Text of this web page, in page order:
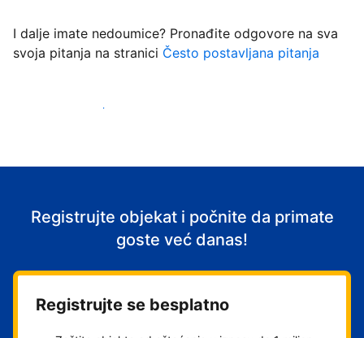
I dalje imate nedoumice? Pronađite odgovore na sva
svoja pitanja na stranici Često postavljana pitanja
Počnite da primate goste
Registrujte objekat i počnite da primate
goste već danas!
Registrujte se besplatno